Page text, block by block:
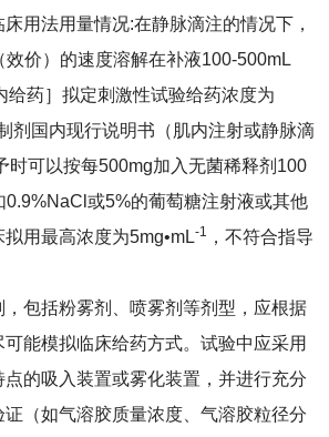
用法用量情况:在静脉滴注的情况下，
价）的速度溶解在补液100-500mL
给药］拟定刺激性试验给药浓度为
剂国内现行说明书（肌内注射或静脉滴
时可以按每500mg加入无菌稀释剂100
0.9%NaCl或5%的葡萄糖注射液或其他
用最高浓度为5mg•mL-1 ，不符合指导
，包括粉雾剂、喷雾剂等剂型，应根据
能模拟临床给药方式。试验中应采用
的吸入装置或雾化装置，并进行充分
（如气溶胶质量浓度、气溶胶粒径分